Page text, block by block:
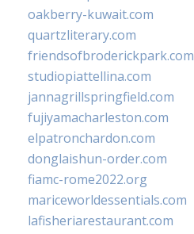
oakberry-kuwait.com
quartzliterary.com
friendsofbroderickpark.com
studiopiattellina.com
jannagrillspringfield.com
fujiyamacharleston.com
elpatronchardon.com
donglaishun-order.com
fiamc-rome2022.org
mariceworldessentials.com
lafisheriarestaurant.com